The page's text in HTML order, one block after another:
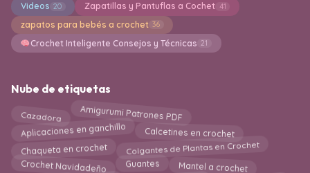
Videos 20 Zapatillas y Pantuflas a Cochet 41
zapatos para bebés a crochet 36
Crochet Inteligente Consejos y Técnicas 21
Nube de etiquetas
Cazadora Amigurumi Patrones PDF
Aplicaciones en ganchillo Calcetines en crochet
Chaqueta en crochet Colgantes de Plantas en Crochet
Crochet Navidadeño Guantes Mantel a crochet